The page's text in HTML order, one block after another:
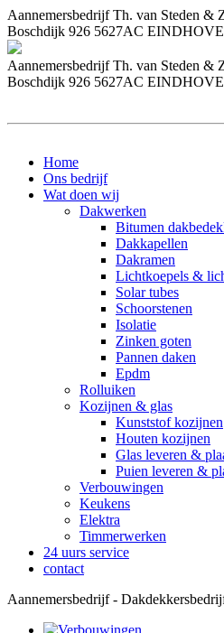
Aannemersbedrijf Th. van Steden &
Boschdijk 926 5627AC
Aannemersbedrijf Th. van Steden &
Boschdijk 926 5627AC
Home
Ons bedrijf
Wat doen wij
Dakwerken
Bitumen
Dakkapellen
Dakramen
Lichtkoepels &
Solar tubes
Schoorstenen
Isolatie
Zinken goten
Pannen daken
Epdm
Rolluiken
Kozijnen & glas
Kunststof kozijnen
Houten kozijnen
Glas leveren &
Puien leveren &
Verbouwingen
Keukens
Elektra
Timmerwerken
24 uurs service
contact
Aannemersbedrijf -